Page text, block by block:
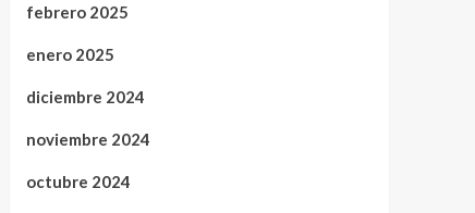
febrero 2025
enero 2025
diciembre 2024
noviembre 2024
octubre 2024